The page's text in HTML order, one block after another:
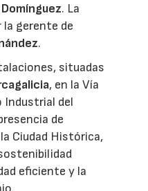
. La
gerente de
.
situadas
, en la Vía
Industrial del
de
Ciudad Histórica,
eficiente y la